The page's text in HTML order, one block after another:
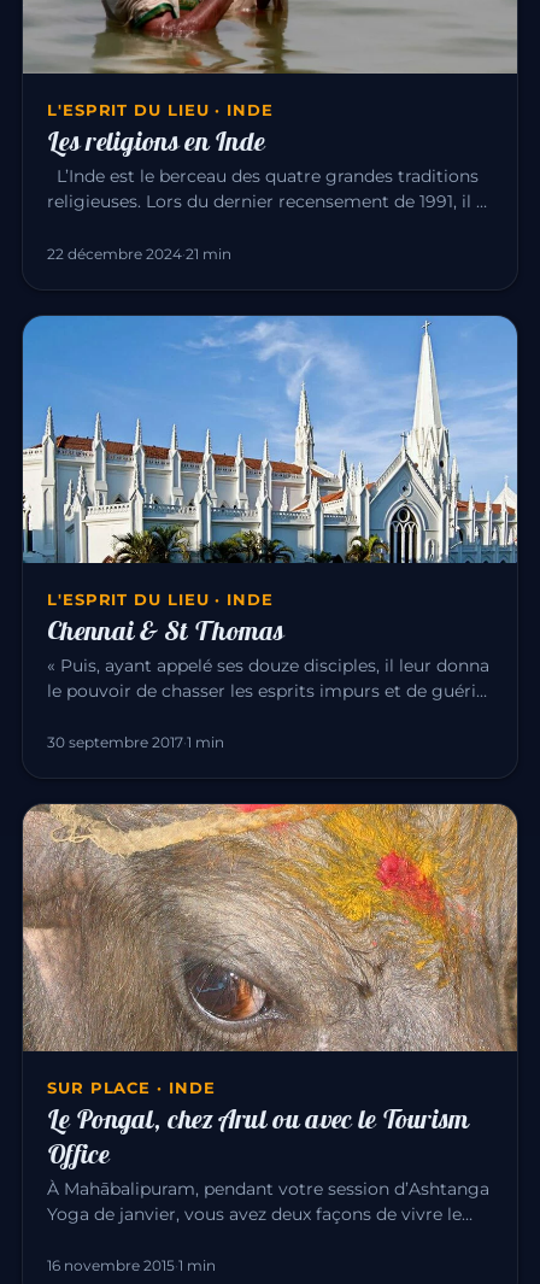
L'ESPRIT DU LIEU · INDE
Les religions en Inde
L’Inde est le berceau des quatre grandes traditions
religieuses. Lors du dernier recensement de 1991, il y
22 décembre 2024·21 min
L'ESPRIT DU LIEU · INDE
Chennai & St Thomas
« Puis, ayant appelé ses douze disciples, il leur donna
le pouvoir de chasser les esprits impurs et de guérir
30 septembre 2017·1 min
SUR PLACE · INDE
Le Pongal, chez Arul ou avec le Tourism
Office
À Mahābalipuram, pendant votre session d’Ashtanga
Yoga de janvier, vous avez deux façons de vivre le
16 novembre 2015·1 min